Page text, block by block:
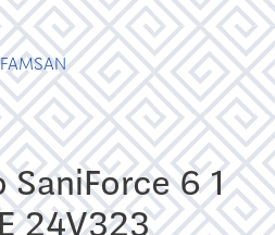
FAMSAN
SaniForce 6 1
24V323